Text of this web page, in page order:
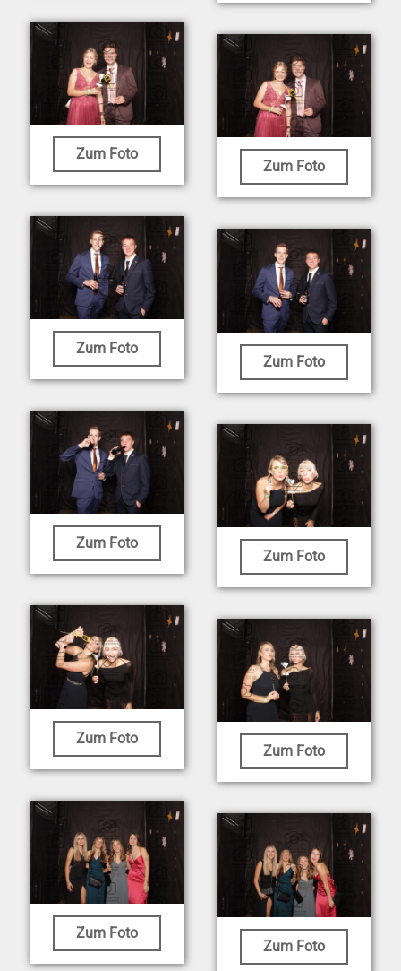
Zum Foto
Zum Foto
Zum Foto
Zum Foto
Zum Foto
Zum Foto
Zum Foto
Zum Foto
Zum Foto
Zum Foto